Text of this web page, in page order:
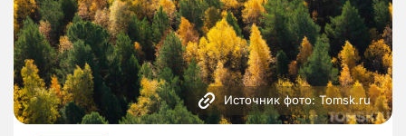
Источник фото: Tomsk.ru